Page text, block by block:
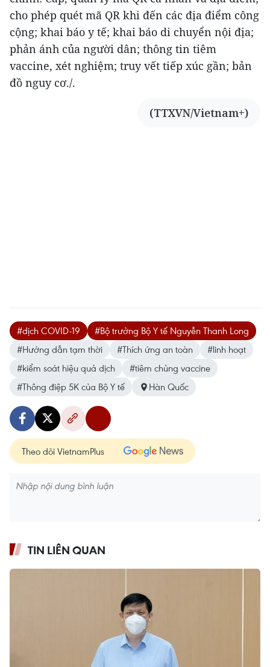
cho phép quét mã QR khi đến các địa điểm công
cộng; khai báo y tế; khai báo di chuyển nội địa;
phản ánh của người dân; thông tin tiêm
vaccine, xét nghiệm; truy vết tiếp xúc gần; bản
đồ nguy cơ./.
(TTXVN/Vietnam+)
#dịch COVID-19
#Bộ trưởng Bộ Y tế Nguyễn Thanh Long
#Hướng dẫn tạm thời
#Thích ứng an toàn
#linh hoạt
#kiểm soát hiệu quả dịch
#tiêm chủng vaccine
#Thông điệp 5K của Bộ Y tế
Hàn Quốc
Theo dõi VietnamPlus
TIN LIÊN QUAN